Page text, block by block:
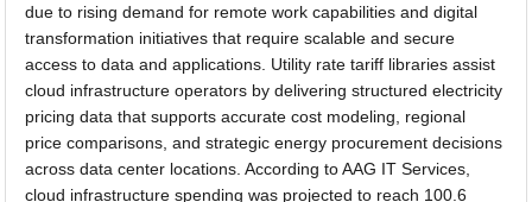
due to rising demand for remote work capabilities and digital
transformation initiatives that require scalable and secure
access to data and applications. Utility rate tariff libraries assist
cloud infrastructure operators by delivering structured electricity
pricing data that supports accurate cost modeling, regional
price comparisons, and strategic energy procurement decisions
across data center locations. According to AAG IT Services,
cloud infrastructure spending was projected to reach 100.6